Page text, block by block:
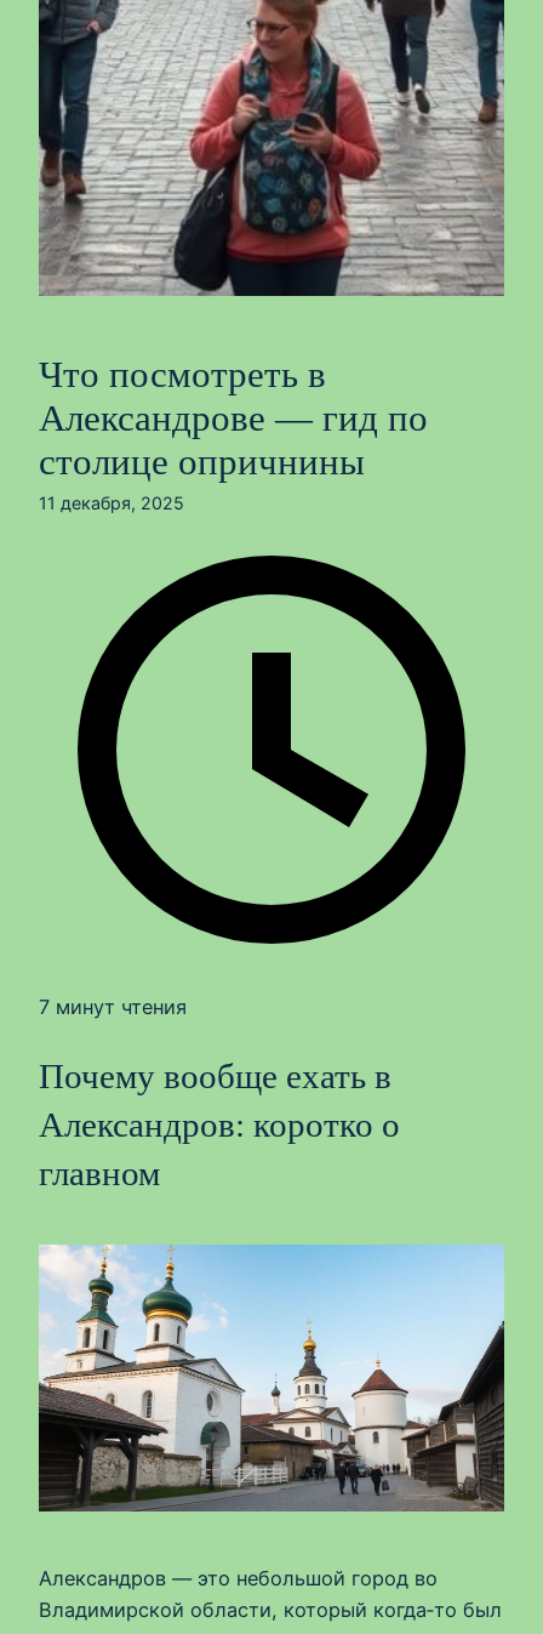
Что посмотреть в
Александрове — гид по
столице опричнины
11 декабря, 2025
7 минут чтения
Почему вообще ехать в
Александров: коротко о
главном
Александров — это небольшой город во
Владимирской области, который когда‑то был